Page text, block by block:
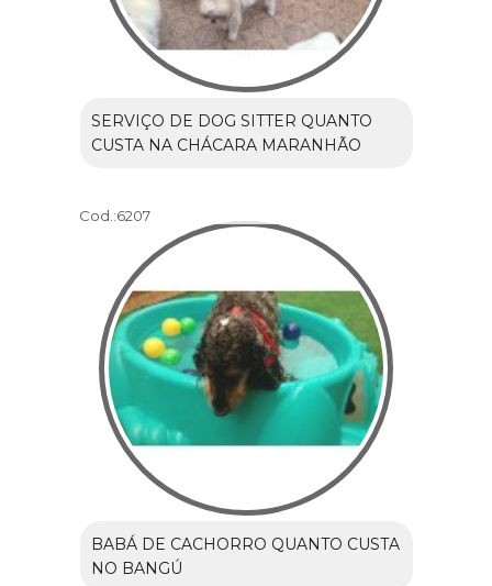
SERVIÇO DE DOG SITTER QUANTO
CUSTA NA CHÁCARA MARANHÃO
Cod.:6207
BABÁ DE CACHORRO QUANTO CUSTA
NO BANGÚ